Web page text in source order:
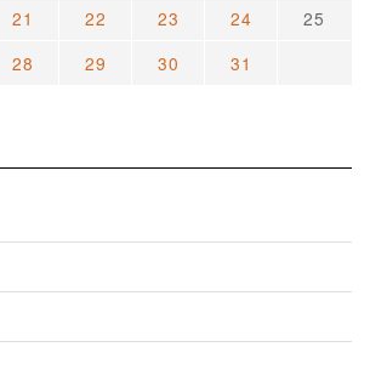
21 22 23 24
25
28 29 30 31